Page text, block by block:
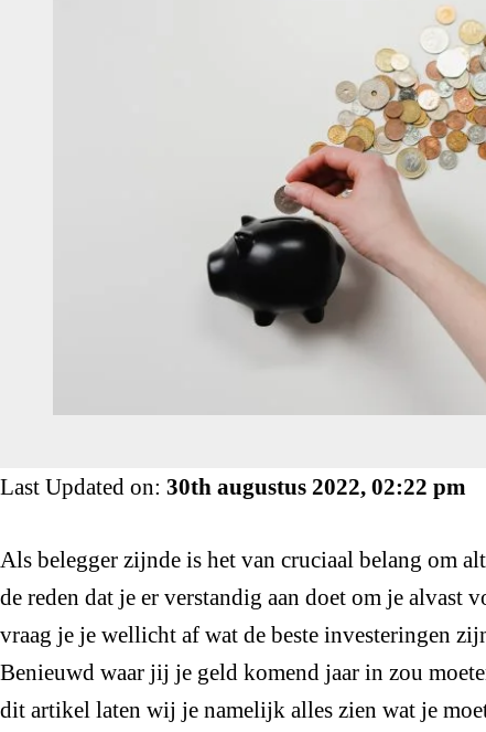
Last Updated on: 30th augustus 2022, 02:22 pm
Als belegger zijnde is het van cruciaal belang om
de reden dat je er verstandig aan doet om je alvast
vraag je je wellicht af wat de beste investeringen
Benieuwd waar jij je geld komend jaar in zou
dit artikel laten wij je namelijk alles zien wat je